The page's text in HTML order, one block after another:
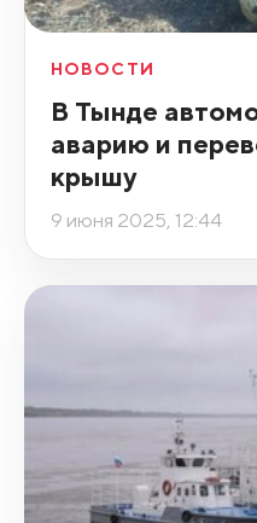
НОВОСТИ
В Тынде
аварию и
крышу
9 июня 2025, 12:44